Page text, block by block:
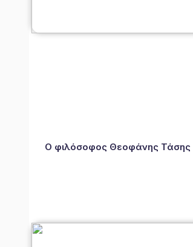
Ο φιλόσοφος Θεοφάνης Τάσης